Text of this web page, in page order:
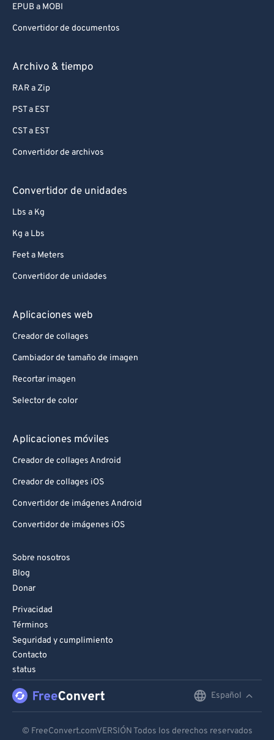
EPUB a MOBI
Convertidor de documentos
Archivo & tiempo
RAR a Zip
PST a EST
CST a EST
Convertidor de archivos
Convertidor de unidades
Lbs a Kg
Kg a Lbs
Feet a Meters
Convertidor de unidades
Aplicaciones web
Creador de collages
Cambiador de tamaño de imagen
Recortar imagen
Selector de color
Aplicaciones móviles
Creador de collages Android
Creador de collages iOS
Convertidor de imágenes Android
Convertidor de imágenes iOS
Sobre nosotros
Blog
Donar
Privacidad
Términos
Seguridad y cumplimiento
Contacto
status
Español
© FreeConvert.comVERSIÓN Todos los derechos reservados